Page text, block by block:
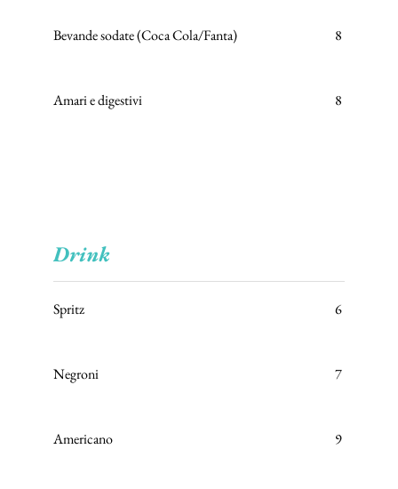
Bevande sodate (Coca Cola/Fanta) 8
Amari e digestivi 8
Drink
Spritz 6
Negroni 7
Americano 9